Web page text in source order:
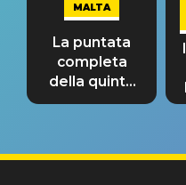
MALTA
La puntata
completa
della quinta
tappa